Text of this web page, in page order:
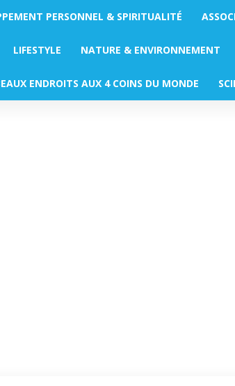
PERSONNEL & SPIRITUALITÉ
LIFESTYLE NATURE & ENVIRONNEMENT
ENDROITS AUX 4 COINS DU MONDE